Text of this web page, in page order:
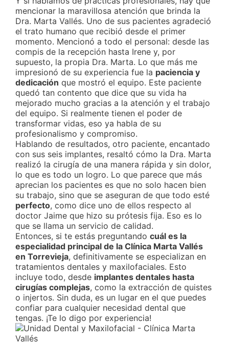
mencionar la maravillosa atención que brinda la
Dra. Marta Vallés. Uno de sus pacientes agradeció
el trato humano que recibió desde el primer
momento. Mencionó a todo el personal: desde las
compis de la recepción hasta Irene y, por
supuesto, la propia Dra. Marta. Lo que más me
impresionó de su experiencia fue la paciencia y
dedicación que mostró el equipo. Este paciente
quedó tan contento que dice que su vida ha
mejorado mucho gracias a la atención y el trabajo
del equipo. Si realmente tienen el poder de
transformar vidas, eso ya habla de su
profesionalismo y compromiso.
Hablando de resultados, otro paciente, encantado
con sus seis implantes, resaltó cómo la Dra. Marta
realizó la cirugía de una manera rápida y sin dolor,
lo que es todo un logro. Lo que parece que más
aprecian los pacientes es que no solo hacen bien
su trabajo, sino que se aseguran de que todo esté
perfecto, como dice uno de ellos respecto al
doctor Jaime que hizo su prótesis fija. Eso es lo
que se llama un servicio de calidad.
Entonces, si te estás preguntando cuál es la
especialidad principal de la Clínica Marta Vallés
en Torrevieja, definitivamente se especializan en
tratamientos dentales y maxilofaciales. Esto
incluye todo, desde implantes dentales hasta
cirugías complejas, como la extracción de quistes
o injertos. Sin duda, es un lugar en el que puedes
confiar para cualquier necesidad dental que
tengas. ¡Te lo digo por experiencia!